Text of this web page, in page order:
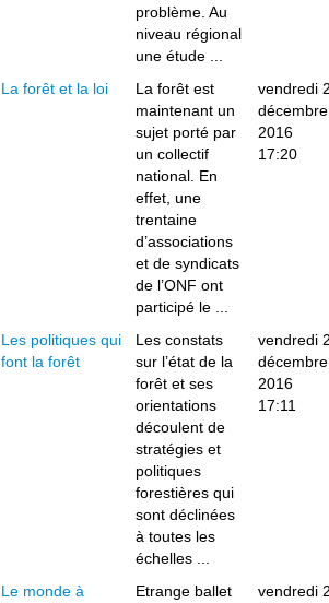
problème. Au
niveau régional
une étude ...
La forêt et la loi
La forêt est
maintenant un
sujet porté par
un collectif
national. En
effet, une
trentaine
d’associations
et de syndicats
de l’ONF ont
participé le ...
vendredi
décembre
2016
17:20
Les politiques qui
font la forêt
Les constats
sur l’état de la
forêt et ses
orientations
découlent de
stratégies et
politiques
forestières qui
sont déclinées
à toutes les
échelles ...
vendredi
décembre
2016
17:11
Le monde à
Etrange ballet
vendredi